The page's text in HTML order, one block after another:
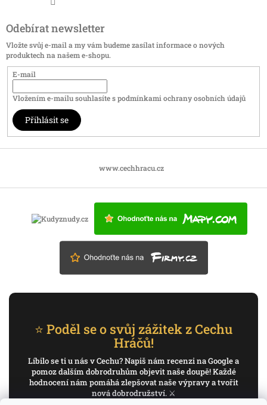
Odebírat newsletter
Vložte svůj e-mail a my vám budeme zasílat informace o nových
produktech na našem e-shopu.
E-mail
Vložením e-mailu souhlasíte spodmínkami ochrany osobních údajů
Přihlásit se
www.cechhracu.cz
⭐ Poděl se o svůj zážitek z Cechu
Hráčů!
Líbilo se ti u nás v Cechu? Napiš nám recenzi na Google a
pomoz dalším dobrodruhům objevit naše doupě! Každé
hodnocení nám pomáhá zlepšovat naše výpravy a tvořit
nová dobrodružství. ⚔️